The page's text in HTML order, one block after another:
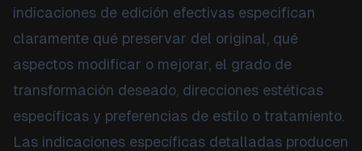
indicaciones de edición efectivas especifican
claramente qué preservar del original, qué
aspectos modificar o mejorar, el grado de
transformación deseado, direcciones estéticas
específicas y preferencias de estilo o tratamiento.
Las indicaciones específicas detalladas producen